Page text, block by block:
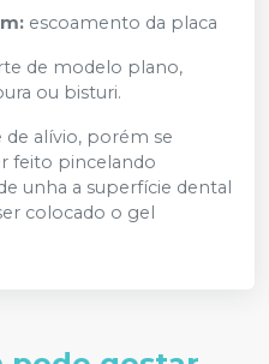
escoamento da placa
de modelo plano,
ou bisturi.
de alívio, porém se
feito pincelando
unha a superfície dental
colocado o gel